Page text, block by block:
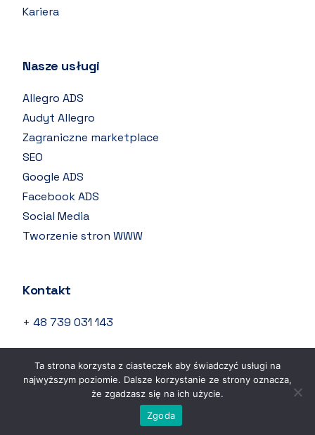
Kariera
Nasze usługi
Allegro ADS
Audyt Allegro
Zagraniczne marketplace
SEO
Google ADS
Facebook ADS
Social Media
Tworzenie stron WWW
Kontakt
+ 48 739 031 143
Michała Kleofasa Ogińskiego 2 85-092 Bydgoszcz
Darmowy audyt oferty
Ta strona korzysta z ciasteczek aby świadczyć usługi na
najwyższym poziomie. Dalsze korzystanie ze strony oznacza,
że zgadzasz się na ich użycie.
Zgoda